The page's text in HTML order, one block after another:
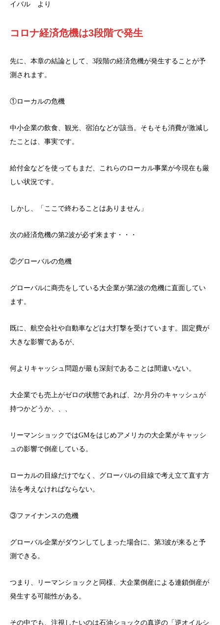
イバル より
コロナ経済危機は3段階で発生
先に、本章の結論として、3段階の経済危機が発生することが予
測されます。
①ローカルの危機
中小企業の飲食、観光、宿泊などが該当。そもそも消費が激減し
たことは、事実です。
給付金などを使ってもまだ、これらのローカル事業が今現在も厳
しい状況です。
しかし、「ここで終わることはありません」
次の経済危機の第2波が必ず来ます・・・
②グローバルの危機
グローバルに商売をしている大企業が第2波の危機に直面してい
ます。
既に、航空会社や自動車などは大打撃を受けています。固定費が
大きな影響であるが、
何よりキャッシュ問題が最も深刻であることは間違いない。
大企業でも売上がゼロの状態であれば、2か月分のキャッシュが
持つかどうか、、、
リーマンショックではGMをはじめアメリカの大企業がキャッシ
ュの影響で倒産している。
ローカルの目線だけでなく、グローバルの目線で考え立て直す方
法を考えなければならない。
③ファイナンスの危機
グローバル企業がダウンしてしまった場合に、第3波が来ると予
測できる。
つまり、リーマンショックと同様、大企業倒産による連鎖倒産が
発生する可能性がある。
その中でも、注視したいのは石油ショックの真逆の「逆オイルシ